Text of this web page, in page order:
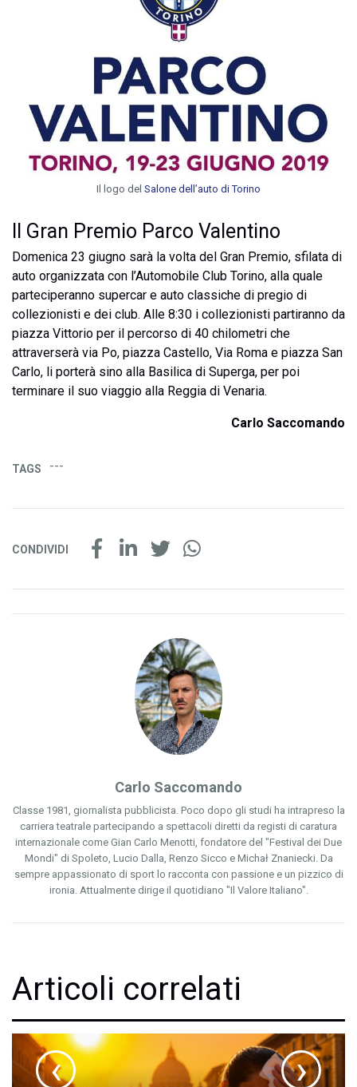
Il logo del Salone dell’auto di Torino
Il Gran Premio Parco Valentino
Domenica 23 giugno sarà la volta del Gran Premio, sfilata di
auto organizzata con l’Automobile Club Torino, alla quale
parteciperanno supercar e auto classiche di pregio di
collezionisti e dei club. Alle 8:30 i collezionisti partiranno da
piazza Vittorio per il percorso di 40 chilometri che
attraverserà via Po, piazza Castello, Via Roma e piazza San
Carlo, li porterà sino alla Basilica di Superga, per poi
terminare il suo viaggio alla Reggia di Venaria.
Carlo Saccomando
TAGS ---
CONDIVIDI
Carlo Saccomando
Classe 1981, giornalista pubblicista. Poco dopo gli studi ha intrapreso la
carriera teatrale partecipando a spettacoli diretti da registi di caratura
internazionale come Gian Carlo Menotti, fondatore del "Festival dei Due
Mondi" di Spoleto, Lucio Dalla, Renzo Sicco e Michał Znaniecki. Da
sempre appassionato di sport lo racconta con passione e un pizzico di
ironia. Attualmente dirige il quotidiano "Il Valore Italiano".
Articoli correlati
‹ ›